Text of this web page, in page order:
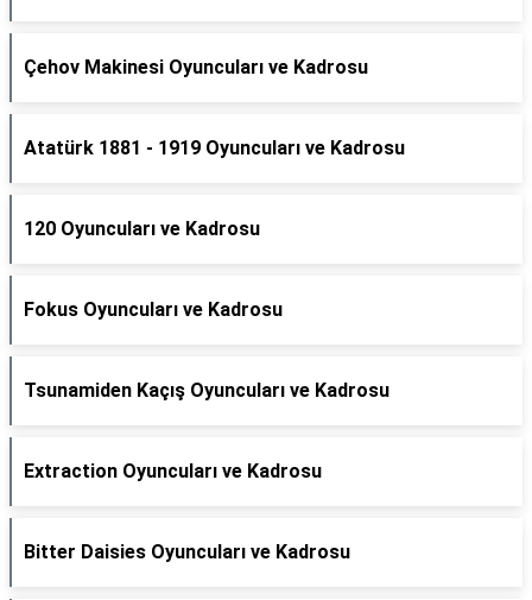
Çehov Makinesi Oyuncuları ve Kadrosu
Atatürk 1881 - 1919 Oyuncuları ve Kadrosu
120 Oyuncuları ve Kadrosu
Fokus Oyuncuları ve Kadrosu
Tsunamiden Kaçış Oyuncuları ve Kadrosu
Extraction Oyuncuları ve Kadrosu
Bitter Daisies Oyuncuları ve Kadrosu